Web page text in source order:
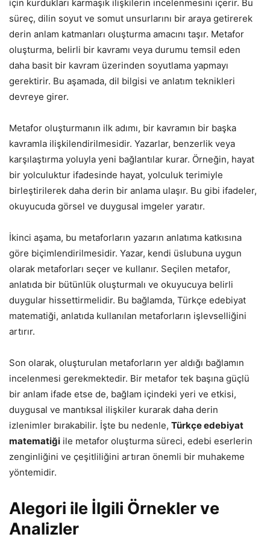
için kurdukları karmaşık ilişkilerin incelenmesini içerir. Bu
süreç, dilin soyut ve somut unsurlarını bir araya getirerek
derin anlam katmanları oluşturma amacını taşır. Metafor
oluşturma, belirli bir kavramı veya durumu temsil eden
daha basit bir kavram üzerinden soyutlama yapmayı
gerektirir. Bu aşamada, dil bilgisi ve anlatım teknikleri
devreye girer.
Metafor oluşturmanın ilk adımı, bir kavramın bir başka
kavramla ilişkilendirilmesidir. Yazarlar, benzerlik veya
karşılaştırma yoluyla yeni bağlantılar kurar. Örneğin, hayat
bir yolculuktur ifadesinde hayat, yolculuk terimiyle
birleştirilerek daha derin bir anlama ulaşır. Bu gibi ifadeler,
okuyucuda görsel ve duygusal imgeler yaratır.
İkinci aşama, bu metaforların yazarın anlatıma katkısına
göre biçimlendirilmesidir. Yazar, kendi üslubuna uygun
olarak metaforları seçer ve kullanır. Seçilen metafor,
anlatıda bir bütünlük oluşturmalı ve okuyucuya belirli
duygular hissettirmelidir. Bu bağlamda, Türkçe edebiyat
matematiği, anlatıda kullanılan metaforların işlevselliğini
artırır.
Son olarak, oluşturulan metaforların yer aldığı bağlamın
incelenmesi gerekmektedir. Bir metafor tek başına güçlü
bir anlam ifade etse de, bağlam içindeki yeri ve etkisi,
duygusal ve mantıksal ilişkiler kurarak daha derin
izlenimler bırakabilir. İşte bu nedenle, Türkçe edebiyat
matematiği ile metafor oluşturma süreci, edebi eserlerin
zenginliğini ve çeşitliliğini artıran önemli bir muhakeme
yöntemidir.
Alegori ile İlgili Örnekler ve
Analizler